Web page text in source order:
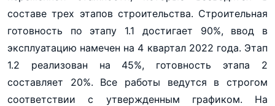
составе трех этапов строительства. Строительная
готовность по этапу 1.1 достигает 90%, ввод в
эксплуатацию намечен на 4 квартал 2022 года. Этап
1.2 реализован на 45%, готовность этапа 2
составляет 20%. Все работы ведутся в строгом
соответствии с утвержденным графиком. На